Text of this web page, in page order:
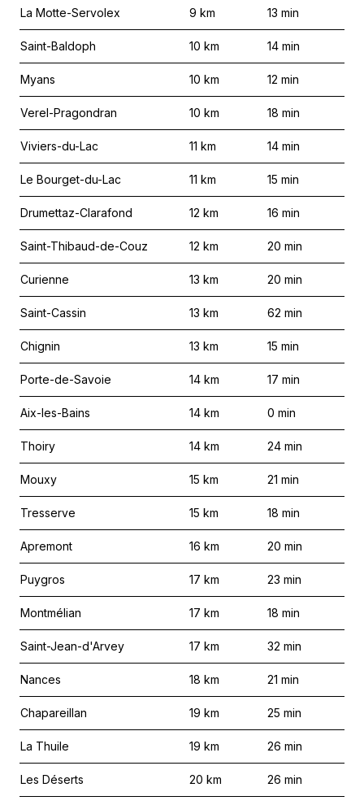
La Motte-Servolex 9 km 13 min
Saint-Baldoph 10 km 14 min
Myans 10 km 12 min
Verel-Pragondran 10 km 18 min
Viviers-du-Lac 11 km 14 min
Le Bourget-du-Lac 11 km 15 min
Drumettaz-Clarafond 12 km 16 min
Saint-Thibaud-de-Couz 12 km 20 min
Curienne 13 km 20 min
Saint-Cassin 13 km 62 min
Chignin 13 km 15 min
Porte-de-Savoie 14 km 17 min
Aix-les-Bains 14 km 0 min
Thoiry 14 km 24 min
Mouxy 15 km 21 min
Tresserve 15 km 18 min
Apremont 16 km 20 min
Puygros 17 km 23 min
Montmélian 17 km 18 min
Saint-Jean-d'Arvey 17 km 32 min
Nances 18 km 21 min
Chapareillan 19 km 25 min
La Thuile 19 km 26 min
Les Déserts 20 km 26 min